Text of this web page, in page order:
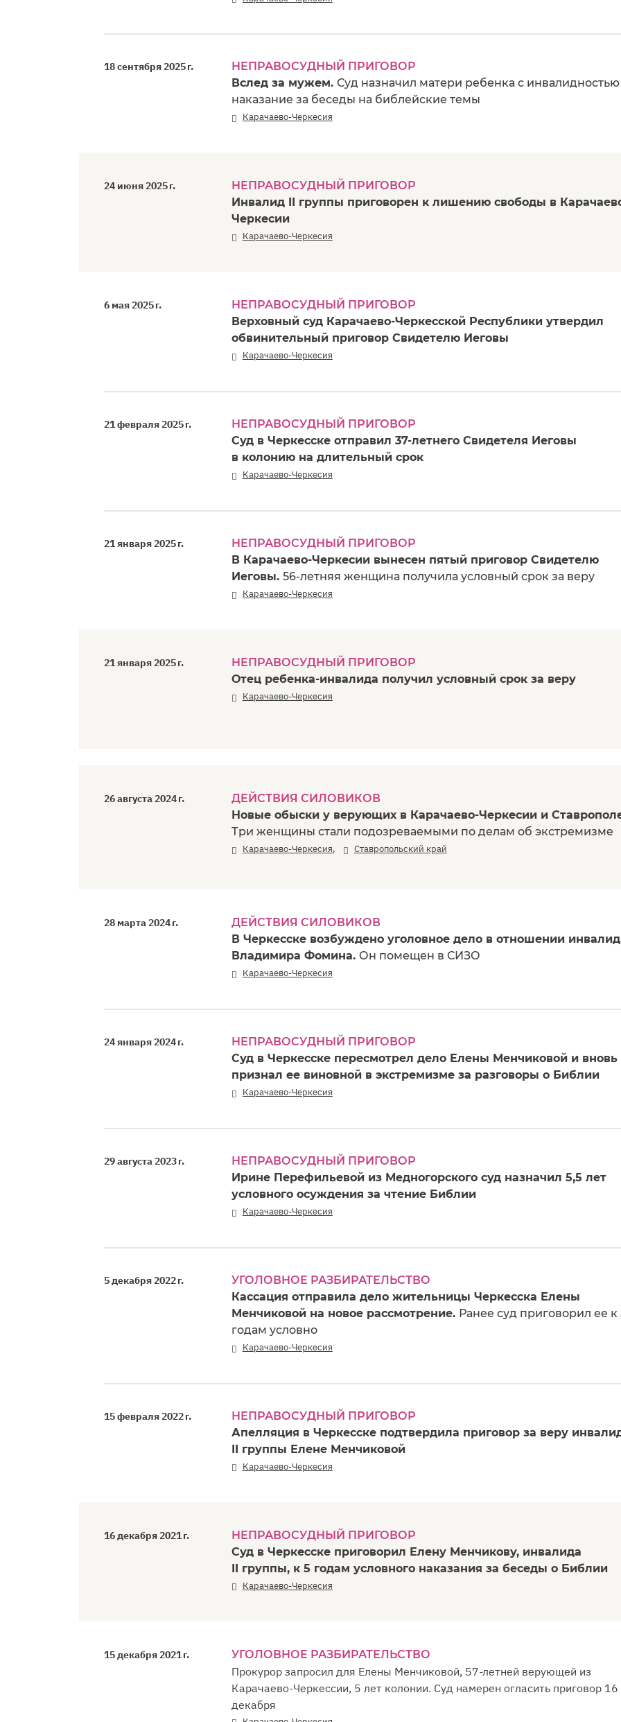
18 сентября 2025 г.
НЕПРАВОСУДНЫЙ ПРИГОВОР
Вслед за мужем. Суд назначил матери ребенка с инвалидностью
наказание за беседы на библейские темы
Карачаево-Черкесия
24 июня 2025 г.
НЕПРАВОСУДНЫЙ ПРИГОВОР
Инвалид II группы приговорен к лишению свободы в
Черкесии
Карачаево-Черкесия
6 мая 2025 г.
НЕПРАВОСУДНЫЙ ПРИГОВОР
Верховный суд Карачаево-Черкесской Республики утвердил
обвинительный приговор Свидетелю Иеговы
Карачаево-Черкесия
21 февраля 2025 г.
НЕПРАВОСУДНЫЙ ПРИГОВОР
Суд в Черкесске отправил 37-летнего Свидетеля Иеговы
в колонию на длительный срок
Карачаево-Черкесия
21 января 2025 г.
НЕПРАВОСУДНЫЙ ПРИГОВОР
В Карачаево-Черкесии вынесен пятый приговор Свидетелю
Иеговы. 56-летняя женщина получила условный срок за веру
Карачаево-Черкесия
21 января 2025 г.
НЕПРАВОСУДНЫЙ ПРИГОВОР
Отец ребенка-инвалида получил условный срок за веру
Карачаево-Черкесия
26 августа 2024 г.
ДЕЙСТВИЯ СИЛОВИКОВ
Новые обыски у верующих в Карачаево-Черкесии и
Три женщины стали подозреваемыми по делам об экстремизме
Карачаево-Черкесия, Ставропольский край
28 марта 2024 г.
ДЕЙСТВИЯ СИЛОВИКОВ
В Черкесске возбуждено уголовное дело в отношении
Владимира Фомина. Он помещен в СИЗО
Карачаево-Черкесия
24 января 2024 г.
НЕПРАВОСУДНЫЙ ПРИГОВОР
Суд в Черкесске пересмотрел дело Елены Менчиковой и вновь
признал ее виновной в экстремизме за разговоры о Библии
Карачаево-Черкесия
29 августа 2023 г.
НЕПРАВОСУДНЫЙ ПРИГОВОР
Ирине Перефильевой из Медногорского суд назначил 5,5 лет
условного осуждения за чтение Библии
Карачаево-Черкесия
5 декабря 2022 г.
УГОЛОВНОЕ РАЗБИРАТЕЛЬСТВО
Кассация отправила дело жительницы Черкесска Елены
Менчиковой на новое рассмотрение. Ранее суд приговорил ее к
годам условно
Карачаево-Черкесия
15 февраля 2022 г.
НЕПРАВОСУДНЫЙ ПРИГОВОР
Апелляция в Черкесске подтвердила приговор за веру
II группы Елене Менчиковой
Карачаево-Черкесия
16 декабря 2021 г.
НЕПРАВОСУДНЫЙ ПРИГОВОР
Суд в Черкесске приговорил Елену Менчикову, инвалида
II группы, к 5 годам условного наказания за беседы о Библии
Карачаево-Черкесия
15 декабря 2021 г. УГОЛОВНОЕ РАЗБИРАТЕЛЬСТВО
Прокурор запросил для Елены Менчиковой, 57-летней верующей из
Карачаево-Черкессии, 5 лет колонии. Суд намерен огласить приговор 16
декабря